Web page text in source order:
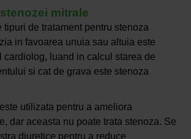
mitrale
tipuri de tratament pentru stenoza
in favoarea unuia sau altuia este
cardiolog, luand in calcul starea de
si cat de grava este stenoza
este utilizata pentru a ameliora
dar aceasta nu poate trata stenoza. Se
diuretice pentru a reduce